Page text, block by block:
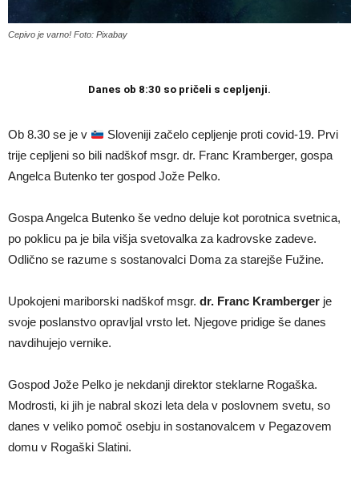
Cepivo je varno! Foto: Pixabay
Danes ob 8:30 so pričeli s cepljenji.
Ob 8.30 se je v
Sloveniji začelo cepljenje proti covid-19. Prvi
trije cepljeni so bili nadškof msgr. dr. Franc Kramberger, gospa
Angelca Butenko ter gospod Jože Pelko.
Gospa Angelca Butenko še vedno deluje kot porotnica svetnica,
po poklicu pa je bila višja svetovalka za kadrovske zadeve.
Odlično se razume s sostanovalci Doma za starejše Fužine.
Upokojeni mariborski nadškof msgr. dr. Franc Kramberger je
svoje poslanstvo opravljal vrsto let. Njegove pridige še danes
navdihujejo vernike.
Gospod Jože Pelko je nekdanji direktor steklarne Rogaška.
Modrosti, ki jih je nabral skozi leta dela v poslovnem svetu, so
danes v veliko pomoč osebju in sostanovalcem v Pegazovem
domu v Rogaški Slatini.